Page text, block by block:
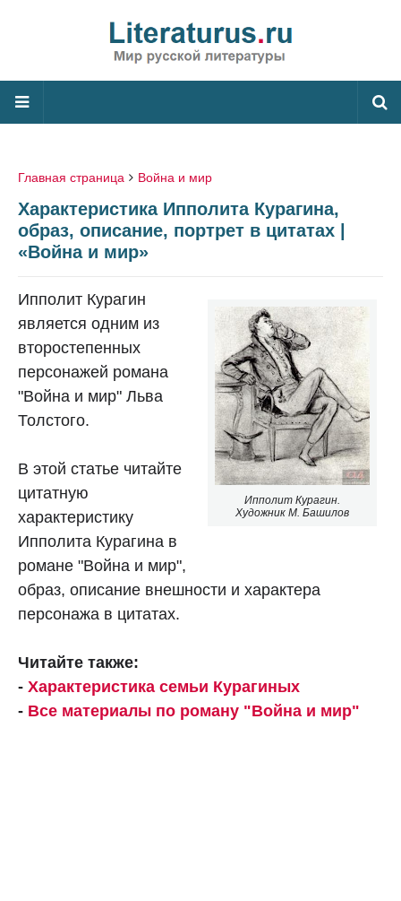
Главная страница Война и мир
Характеристика Ипполита Курагина,
образ, описание, портрет в цитатах |
«Война и мир»
Ипполит Курагин.
Художник М. Башилов
Ипполит Курагин
является одним из
второстепенных
персонажей романа
"Война и мир" Льва
Толстого.
В этой статье читайте
цитатную
характеристику
Ипполита Курагина в
романе "Война и мир",
образ, описание внешности и характера
персонажа в цитатах.
Читайте также:
- Характеристика семьи Курагиных
- Все материалы по роману "Война и мир"